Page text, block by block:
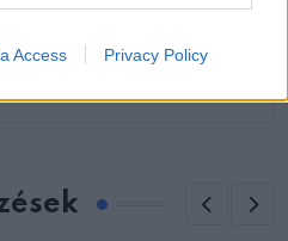
Access Privacy Policy
KÖVETKEZŐ POSZT
ki most Simon Baker,
55 éves sztárja